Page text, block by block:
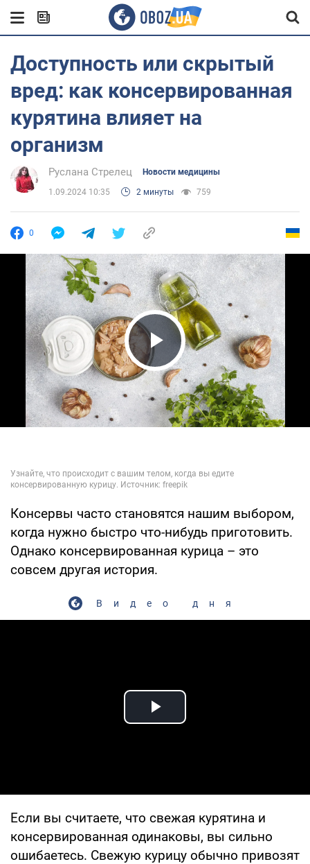
Доступность или скрытый
вред: как консервированная
курятина влияет на
организм
Руслана Стрелец Новости медицины
1.09.2024 10:35 2 минуты 759
0
Play Video
Консервы часто становятся нашим выбором,
когда нужно быстро что-нибудь приготовить.
Однако консервированная курица – это
совсем другая история.
Видео дня
Play Video
Если вы считаете, что свежая курятина и
консервированная одинаковы, вы сильно
ошибаетесь. Свежую курицу обычно привозят